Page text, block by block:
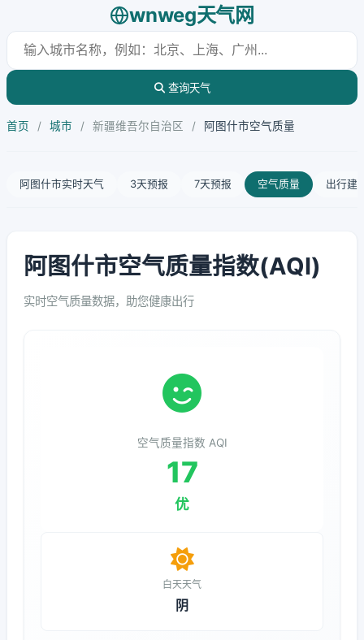
wnweg天气网
查询天气
首页 / 城市 / 新疆维吾尔自治区 / 阿图什市空气质量
阿图什市实时天气 3天预报 7天预报 空气质量 出行建
阿图什市空气质量指数(AQI)
实时空气质量数据，助您健康出行
空气质量指数 AQI
17
优
白天天气
阴